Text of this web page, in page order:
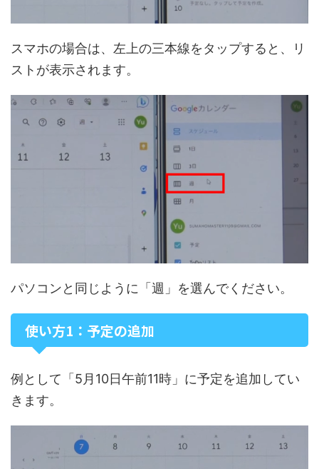
スマホの場合は、左上の三本線をタップすると、リ
ストが表示されます。
パソコンと同じように「週」を選んでください。
使い方1：予定の追加
例として「5月10日午前11時」に予定を追加してい
きます。